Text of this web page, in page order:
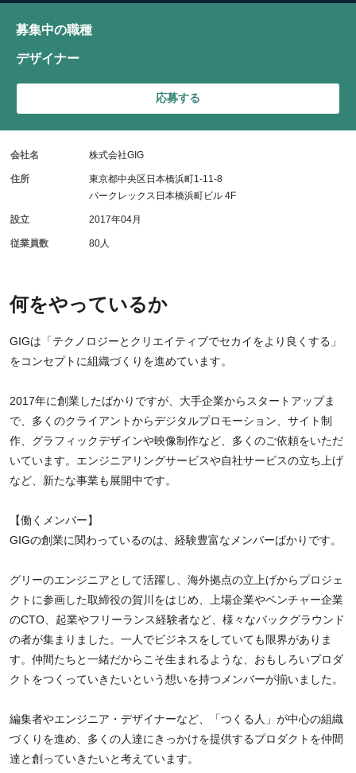
何をやっているか
GIGは「テクノロジーとクリエイティブでセカイをより良くする」
をコンセプトに組織づくりを進めています。
2017年に創業したばかりですが、大手企業からスタートアップま
で、多くのクライアントからデジタルプロモーション、サイト制
作、グラフィックデザインや映像制作など、多くのご依頼をいただ
いています。エンジニアリングサービスや自社サービスの立ち上げ
など、新たな事業も展開中です。
【働くメンバー】
GIGの創業に関わっているのは、経験豊富なメンバーばかりです。
グリーのエンジニアとして活躍し、海外拠点の立上げからプロジェ
クトに参画した取締役の賀川をはじめ、上場企業やベンチャー企業
のCTO、起業やフリーランス経験者など、様々なバックグラウンド
の者が集まりました。一人でビジネスをしていても限界がありま
す。仲間たちと一緒だからこそ生まれるような、おもしろいプロダ
クトをつくっていきたいという想いを持つメンバーが揃いました。
編集者やエンジニア・デザイナーなど、「つくる人」が中心の組織
づくりを進め、多くの人達にきっかけを提供するプロダクトを仲間
達と創っていきたいと考えています。
募集中の職種
デザイナー
応募する
会社名 株式会社GIG
住所
東京都中央区日本橋浜町1-11-8
パークレックス日本橋浜町ビル 4F
設立 2017年04月
従業員数 80人